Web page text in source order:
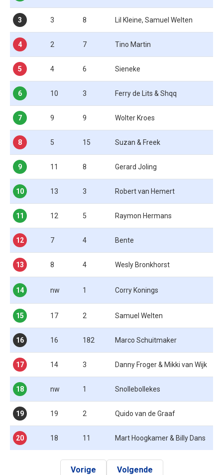
3 3 8 Lil Kleine, Samuel Welten
4 2 7 Tino Martin
5 4 6 Sieneke
6 10 3 Ferry de Lits & Shqq
7 9 9 Wolter Kroes
8 5 15 Suzan & Freek
9 11 8 Gerard Joling
10 13 3 Robert van Hemert
11 12 5 Raymon Hermans
12 7 4 Bente
13 8 4 Wesly Bronkhorst
14 nw 1 Corry Konings
15 17 2 Samuel Welten
16 16 182 Marco Schuitmaker
17 14 3 Danny Froger & Mikki van Wijk
18 nw 1 Snollebollekes
19 19 2 Quido van de Graaf
20 18 11 Mart Hoogkamer & Billy Dans
Vorige Volgende